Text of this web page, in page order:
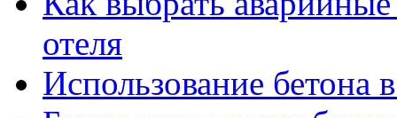
отеля
Использование бетона